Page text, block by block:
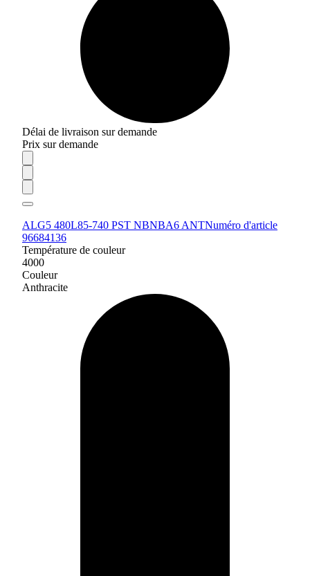
Délai de livraison sur demande
Prix sur demande
ALG5 480L85-740 PST NBNBA6 ANTNuméro d'article
96684136
Température de couleur
4000
Couleur
Anthracite